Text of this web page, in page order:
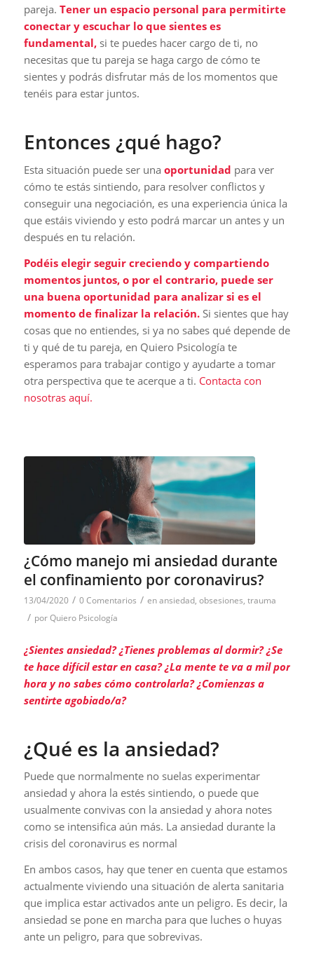
pareja. Tener un espacio personal para permitirte
conectar y escuchar lo que sientes es
fundamental, si te puedes hacer cargo de ti, no
necesitas que tu pareja se haga cargo de cómo te
sientes y podrás disfrutar más de los momentos que
tenéis para estar juntos.
Entonces ¿qué hago?
Esta situación puede ser una oportunidad para ver
cómo te estás sintiendo, para resolver conflictos y
conseguir una negociación, es una experiencia única la
que estáis viviendo y esto podrá marcar un antes y un
después en tu relación.
Podéis elegir seguir creciendo y compartiendo
momentos juntos, o por el contrario, puede ser
una buena oportunidad para analizar si es el
momento de finalizar la relación.Si sientes que hay
cosas que no entiendes, si ya no sabes qué depende de
ti y qué de tu pareja, en Quiero Psicología te
esperamos para trabajar contigo y ayudarte a tomar
otra perspectiva que te acerque a ti. Contacta con
nosotras aquí.
¿Cómo manejo mi ansiedad durante
el confinamiento por coronavirus?
13/04/2020 / 0 Comentarios / enansiedad, obsesiones, trauma
/ porQuiero Psicología
¿Sientes ansiedad? ¿Tienes problemas al dormir? ¿Se
te hace difícil estar en casa? ¿La mente te va a mil por
hora y no sabes cómo controlarla? ¿Comienzas a
sentirte agobiado/a?
¿Qué es la ansiedad?
Puede que normalmente no suelas experimentar
ansiedad y ahora la estés sintiendo, o puede que
usualmente convivas con la ansiedad y ahora notes
como se intensifica aún más. La ansiedad durante la
crisis del coronavirus es normal
En ambos casos, hay que tener en cuenta que estamos
actualmente viviendo una situación de alerta sanitaria
que implica estar activados ante un peligro. Es decir, la
ansiedad se pone en marcha para que luches o huyas
ante un peligro, para que sobrevivas.